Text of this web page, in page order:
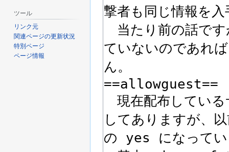
ツール
リンク元
関連ページの更新状況
特別ページ
ページ情報